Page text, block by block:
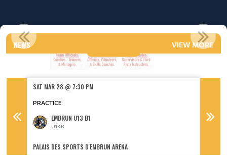
NEWS VIEW MORE
IMPORTANT VSC 2026-2027
SAT MAR 28 @ 7:30 PM
PRACTICE
EMBRUN U13 B1
U13 B
PALAIS DES SPORTS D'EMBRUN ARENA